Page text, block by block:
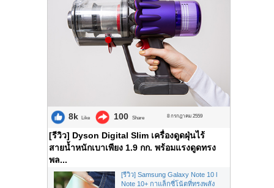
8k Like 100 Share 8 กรกฎาคม 2559
[รีวิว] Dyson Digital Slim เครื่องดูดฝุ่นไร้
สายน้ำหนักเบาเพียง 1.9 กก. พร้อมแรงดูดทรง
พล...
[รีวิว] Samsung Galaxy Note 10 l
Note 10+ กาแล็กซี่โน้ตที่ทรงพลัง